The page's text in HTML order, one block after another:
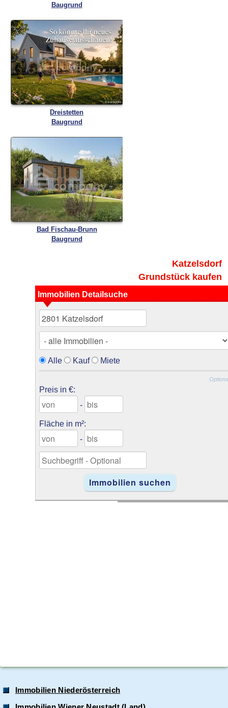
Baugrund
Dreistetten
Baugrund
Bad Fischau-Brunn
Baugrund
Katzelsdorf
Grundstück kaufen
Immobilien Detailsuche
Alle Kauf Miete
Preis in €:
-
Fläche in m²:
-
Immobilien Niederösterreich